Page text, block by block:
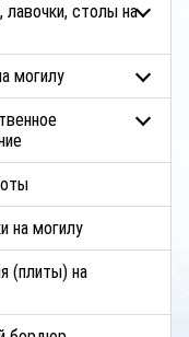
лавочки, столы на
могилу
на могилу
(плиты) на